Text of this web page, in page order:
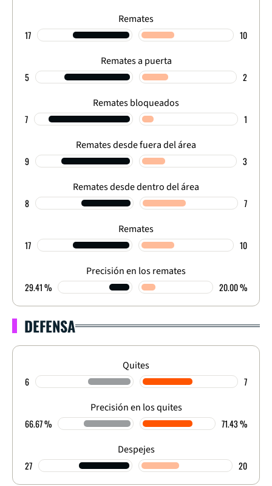
Remates
17 10
Remates a puerta
5 2
Remates bloqueados
7 1
Remates desde fuera del área
9 3
Remates desde dentro del área
8 7
Remates
17 10
Precisión en los remates
29.41 % 20.00 %
DEFENSA
Quites
6 7
Precisión en los quites
66.67 % 71.43 %
Despejes
27 20